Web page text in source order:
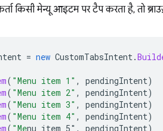
किसी मेन्यू आइटम पर टैप करता है, तो
= new CustomTabsIntent.
( "Menu item 1" , pendingIntent)
( "Menu item 2" , pendingIntent)
( "Menu item 3" , pendingIntent)
( "Menu item 4" , pendingIntent)
( "Menu item 5" , pendingIntent)